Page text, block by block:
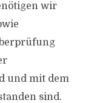
wir
und mit dem
sind.